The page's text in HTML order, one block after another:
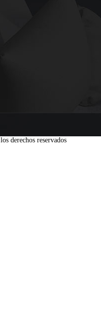
derechos reservados